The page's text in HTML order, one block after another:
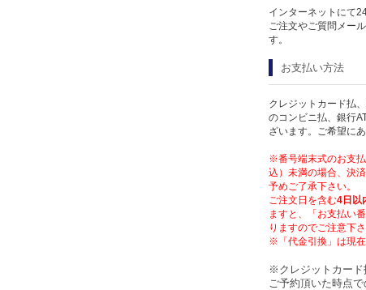
インターネットにて
ご注文やご質問メー
す。
お支払い方法
クレジットカード払
のコンビニ払、銀行
ざいます。ご希望に
※番号端末式のお支
込）未満の場合、決
予めご了承下さい。
ご注文日を含む4日以
ますと、「お支払い
りますのでご注意下
※「代金引換」は現在
※クレジットカード
ご予約頂いた時点で